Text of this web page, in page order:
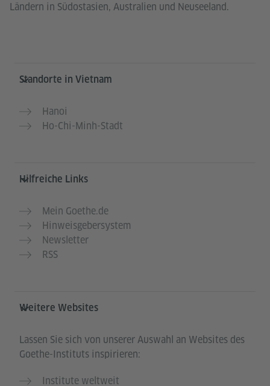
Ländern in Südostasien, Australien und Neuseeland.
Service- und Informationsbereich
Standorte in Vietnam
Hanoi
Ho-Chi-Minh-Stadt
Hilfreiche Links
Mein Goethe.de
Hinweisgebersystem
Newsletter
RSS
Weitere Websites
Lassen Sie sich von unserer Auswahl an Websites des
Goethe-Instituts inspirieren:
Institute weltweit